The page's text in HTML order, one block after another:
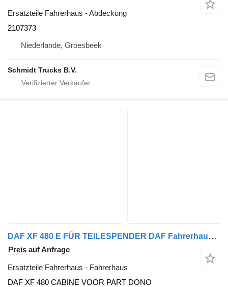
Ersatzteile Fahrerhaus - Abdeckung
2107373
Niederlande, Groesbeek
Schmidt Trucks B.V.
DAF XF 480 E FÜR TEILESPENDER DAF Fahrerhaus für LKW
Preis auf Anfrage
Ersatzteile Fahrerhaus - Fahrerhaus
DAF XF 480 CABINE VOOR PART DONO